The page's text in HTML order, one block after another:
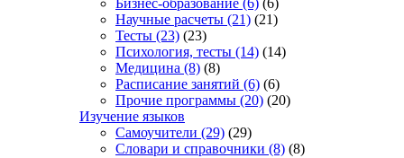
Бизнес-образование (6) (6)
Научные расчеты (21) (21)
Тесты (23) (23)
Психология, тесты (14) (14)
Медицина (8) (8)
Расписание занятий (6) (6)
Прочие программы (20) (20)
Изучение языков
Самоучители (29) (29)
Словари и справочники (8) (8)